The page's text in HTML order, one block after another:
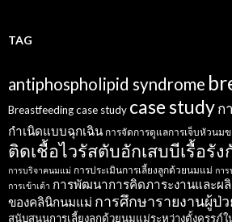
TAG
antiphospholipid syndrome
Breastfeeding case study case studyก
กำเนิดแบบฉุกเฉิน การจัดการดูแลการเจ็บหัวนม
ติดเชื้อไวรัสตับอักเสบบีเรื้อรั
การบริจาคนมแม่ การประเมินการเลี้ยงลูกด้วยนมแม่ กา
การเข้าเต้า การพัฒนาการคิดภาระงานและผ
ของคลินิกนมแม่ การศึกษารายงานผู้ป่
สนับสนุนการเลี้ยงลูกด้วยนมแม่ระหว่างตั้งครรภ์